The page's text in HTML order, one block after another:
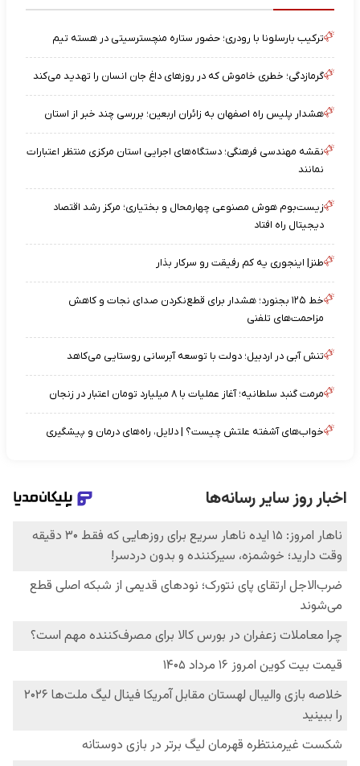
ترکیب بارسلونا با رودری؛ حضور ستاره منچسترسیتی در هسته تیم
گرمازدگی؛ خطری خاموش که در روزهای داغ جان انسان را تهدید می‌کند
هشدار پلیس راه اصفهان به زائران اربعین؛ بررسی چند خبر از استان
نقشه مهندسی فرهنگی؛ دستگاه‌های اجرایی استان مرکزی منتظر اعتبارات
نمانند
زیست‌بوم هوش مصنوعی چهارمحال و بختیاری؛ مرکز رشد اقتصاد
دیجیتال راه افتاد
طنز| اینجوری یه کم رفیقت رو سرکار بذار
خط ۱۲۵ بجنورد؛ هشدار برای قطع‌نکردن صدای نجات و کاهش
مزاحمت‌های تلفنی
تنش آبی در اردبیل؛ دولت با توسعه آبرسانی روستایی می‌کاهد
مرمت گنبد سلطانیه؛ آغاز عملیات با ۸ میلیارد تومان اعتبار در زنجان
خواب‌های آشفته علتش چیست؟ | دلایل، راه‌های درمان و پیشگیری